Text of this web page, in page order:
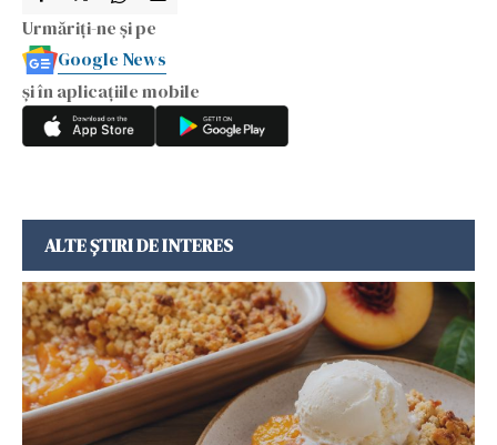
Urmăriți-ne și pe
Google News
și în aplicațiile mobile
ALTE ȘTIRI DE INTERES